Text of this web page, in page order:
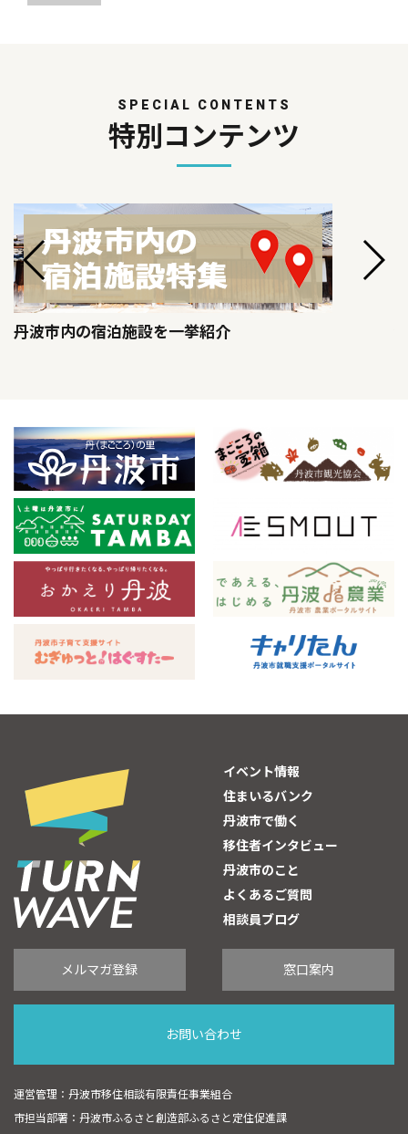
SPECIAL CONTENTS
特別コンテンツ
丹波市内の宿泊施設を一挙紹介
イベント情報
住まいるバンク
丹波市で働く
移住者インタビュー
丹波市のこと
よくあるご質問
相談員ブログ
メルマガ登録 窓口案内
お問い合わせ
運営管理：丹波市移住相談有限責任事業組合
市担当部署：丹波市ふるさと創造部ふるさと定住促進課